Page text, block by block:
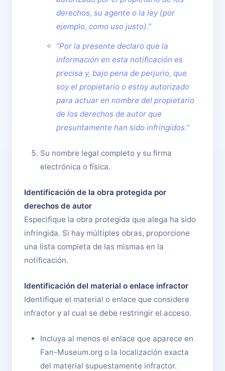
derechos, su agente o la ley (por
ejemplo, como uso justo).”
“Por la presente declaro que la
información en esta notificación es
precisa y, bajo pena de perjurio, que
soy el propietario o estoy autorizado
para actuar en nombre del propietario
de los derechos de autor que
presuntamente han sido infringidos.”
Su nombre legal completo y su firma
electrónica o física.
Identificación de la obra protegida por
derechos de autor
Especifique la obra protegida que alega ha sido
infringida. Si hay múltiples obras, proporcione
una lista completa de las mismas en la
notificación.
Identificación del material o enlace infractor
Identifique el material o enlace que considere
infractor y al cual se debe restringir el acceso.
Incluya al menos el enlace que aparece en
Fan-Museum.org o la localización exacta
del material supuestamente infractor.